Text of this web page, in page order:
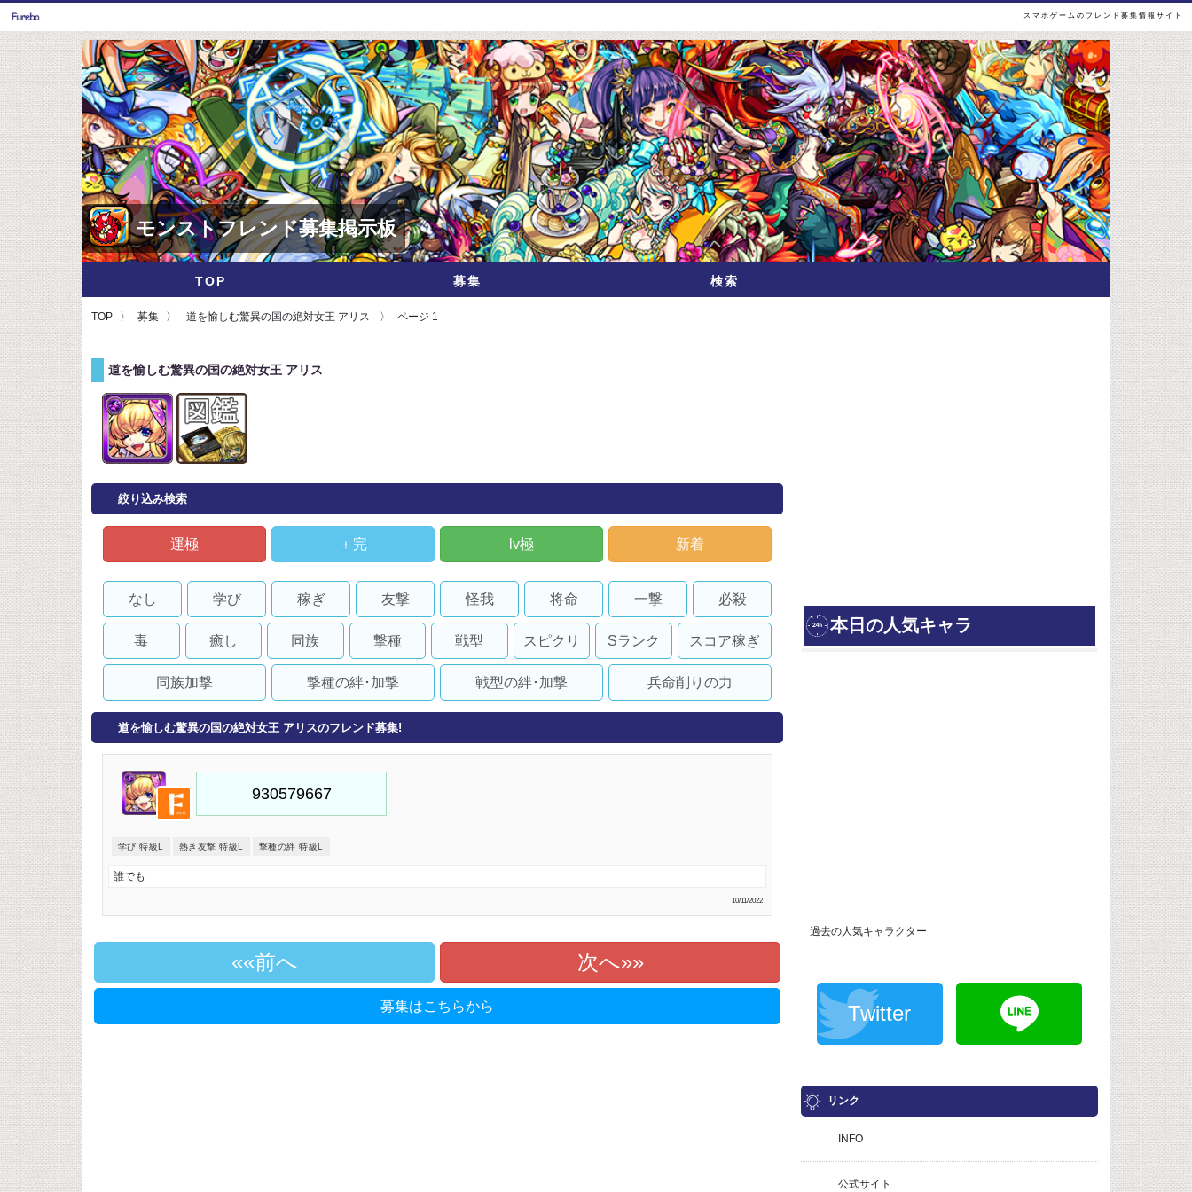
スマホゲームのフレンド募集情報サイト
モンストフレンド募集掲示板
TOP 募集 検索
TOP 募集 道を愉しむ驚異の国の絶対女王 アリス ページ 1
道を愉しむ驚異の国の絶対女王 アリス
絞り込み検索
運極 ＋完 lv極 新着
なし 学び 稼ぎ 友撃 怪我 将命 一撃 必殺
毒 癒し 同族 撃種 戦型 スピクリ Sランク スコア稼ぎ
同族加撃 撃種の絆･加撃 戦型の絆･加撃 兵命削りの力
道を愉しむ驚異の国の絶対女王 アリスのフレンド募集!
学び 特級L 熱き友撃 特級L 撃種の絆 特級L
誰でも
10/11/2022
«前へ 次へ»
募集はこちらから
過去の人気キャラクター
Twitter
リンク
INFO
公式サイト